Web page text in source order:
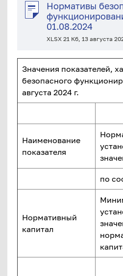
Нормативы
01.08.2024
XLSX 21 Кб, 13 августа
Значения показателей,
безопасного
августа 2024 г.
Наименование
показателя
по
Нормативный
капитал